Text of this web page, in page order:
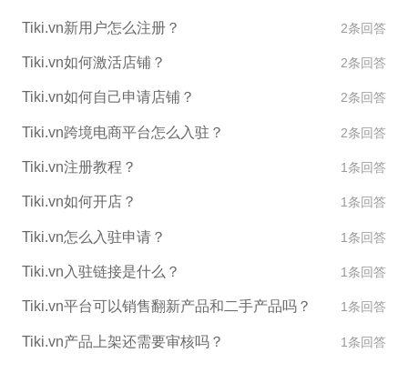
Tiki.vn新用户怎么注册？ 2条回答
Tiki.vn如何激活店铺？ 2条回答
Tiki.vn如何自己申请店铺？ 2条回答
Tiki.vn跨境电商平台怎么入驻？ 2条回答
Tiki.vn注册教程？ 1条回答
Tiki.vn如何开店？ 1条回答
Tiki.vn怎么入驻申请？ 1条回答
Tiki.vn入驻链接是什么？ 1条回答
Tiki.vn平台可以销售翻新产品和二手产品吗？ 1条回答
Tiki.vn产品上架还需要审核吗？ 1条回答